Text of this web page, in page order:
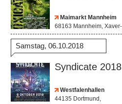
Maimarkt Mannheim
68163 Mannheim,
Samstag, 06.10.2018
Syndicate
Westfalenhallen
44135 Dortmund,